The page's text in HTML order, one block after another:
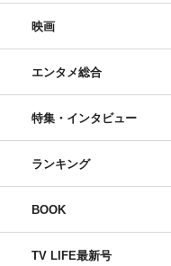
カンテレ・フジテレビ系
2024年4月スタート
毎週月曜 午後10時～
出演：杉咲花、若葉
大 吉瀬美智子 井浦
原作：子鹿ゆずる（原
「アンメット－ある脳
ニング」連載）
映画
エンタメ総合
特集・インタビュー
ランキング
BOOK
TV LIFE最新号